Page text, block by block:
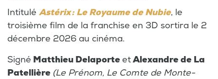
Intitulé Astérix : Le Royaume de Nubie, le
troisième film de la franchise en 3D sortira le 2
décembre 2026 au cinéma.
Signé Matthieu DelaporteetAlexandre de La
Patellière (Le Prénom, Le Comte de Monte-